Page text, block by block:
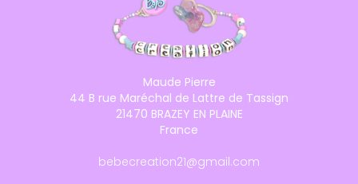
Maude Pierre
44 B rue Maréchal de Lattre de Tassign
21470 BRAZEY EN PLAINE
France
bebecreation21@gmail.com